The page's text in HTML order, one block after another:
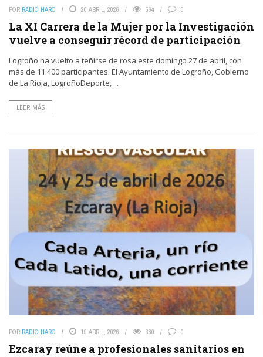
POR RADIO HARO 20 ABRIL, 2026 564 0
La XI Carrera de la Mujer por la Investigación
vuelve a conseguir récord de participación
Logroño ha vuelto a teñirse de rosa este domingo 27 de abril, con
más de 11.400 participantes. El Ayuntamiento de Logroño, Gobierno
de La Rioja, LogroñoDeporte, ...
LEER MÁS
POR RADIO HARO 19 ABRIL, 2026 360 0
Ezcaray reúne a profesionales sanitarios en